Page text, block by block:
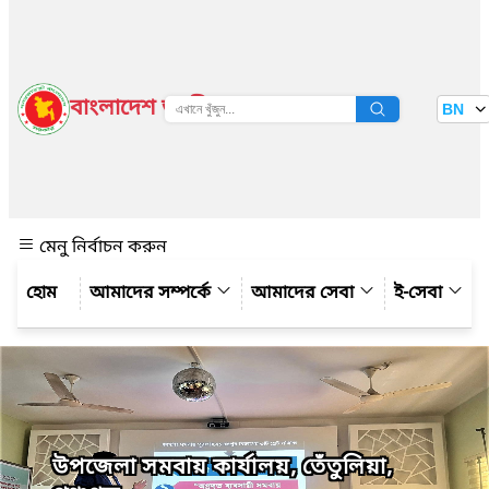
বাংলাদেশ জাতীয় তথ্য বাতায়ন BN
মেনু নির্বাচন করুন
আমাদের সম্পর্কে
আমাদের সেবা ই-সেবা
উপ‌জেলা সমবায় কার্যালয়, তেঁতুলিয়া,